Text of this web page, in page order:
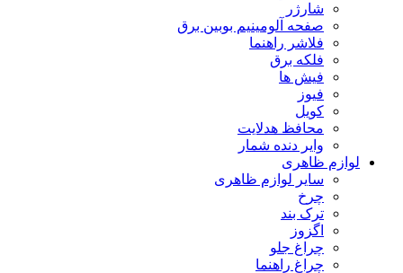
شارژر
صفحه آلومینیم بوبین برق
فلاشر راهنما
فلکه برق
فیش ها
فیوز
کویل
محافظ هدلایت
وایر دنده شمار
لوازم ظاهری
سایر لوازم ظاهری
چرخ
ترک بند
اگزوز
چراغ جلو
چراغ راهنما